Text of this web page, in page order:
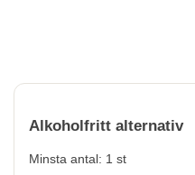
Alkoholfritt alternativ
Minsta antal: 1 st